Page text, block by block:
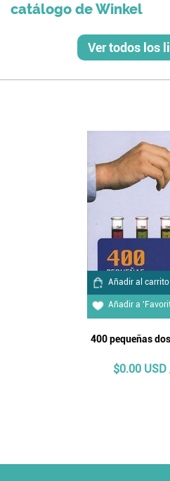
catálogo de Winkel
Ver todos los
Añadir al carrito
Añadir a
400 pequeñas
$0.00